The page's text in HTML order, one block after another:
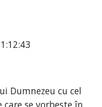
Dumnezeu cu cel
se vorbeste în